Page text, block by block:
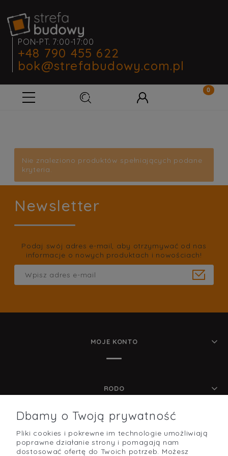
PON-PT. 7:00-17:00
+48 790 455 622
bok@strefabudowy.com.pl
Nie znaleziono produktów spełniających podane
kryteria.
Newsletter
Podaj swój adres e-mail, aby otrzymywać od nas
informacje o nowych produktach i nowościach!
MOJE KONTO
RODO
POMOC
Dbamy o Twoją prywatność
Pliki cookies i pokrewne im technologie umożliwiają
poprawne działanie strony i pomagają nam
dostosować ofertę do Twoich potrzeb. Możesz